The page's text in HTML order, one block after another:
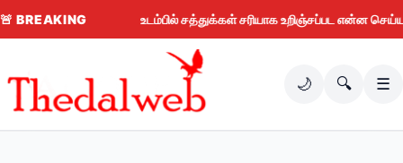
🚨BREAKING உடம்பில் சத்துக்கள் சரியாக உறிஞ்சப்பட என்ன செய்ய
🌙 🔍 ☰